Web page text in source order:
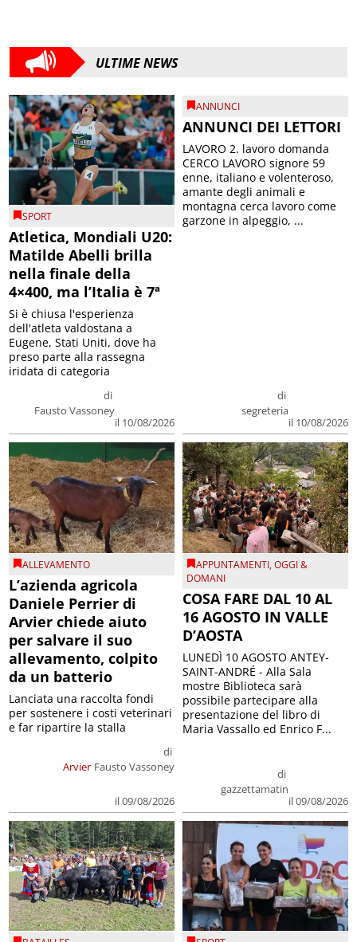
ULTIME NEWS
SPORT
Atletica, Mondiali U20:
Matilde Abelli brilla
nella finale della
4×400, ma l’Italia è 7ª
di
Fausto Vassoney
il 10/08/2026
Si è chiusa l'esperienza
dell'atleta valdostana a
Eugene, Stati Uniti, dove ha
preso parte alla rassegna
iridata di categoria
ANNUNCI
ANNUNCI DEI LETTORI
di
segreteria
il 10/08/2026
LAVORO 2. lavoro domanda
CERCO LAVORO signore 59
enne, italiano e volenteroso,
amante degli animali e
montagna cerca lavoro come
garzone in alpeggio, ...
ALLEVAMENTO
L’azienda agricola
Daniele Perrier di
Arvier chiede aiuto
per salvare il suo
allevamento, colpito
da un batterio
Arvier
di
Fausto Vassoney
il 09/08/2026
Lanciata una raccolta fondi
per sostenere i costi veterinari
e far ripartire la stalla
APPUNTAMENTI,OGGI &
DOMANI
COSA FARE DAL 10 AL
16 AGOSTO IN VALLE
D’AOSTA
di
gazzettamatin
il 09/08/2026
LUNEDÌ 10 AGOSTO ANTEY-
SAINT-ANDRÉ - Alla Sala
mostre Biblioteca sarà
possibile partecipare alla
presentazione del libro di
Maria Vassallo ed Enrico F...